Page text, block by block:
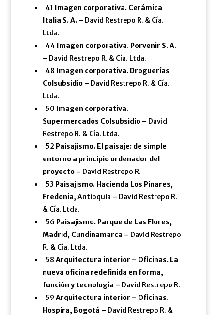
41 Imagen corporativa. Cerámica
Italia S. A.– David Restrepo R. & Cía.
Ltda.
44 Imagen corporativa. Porvenir S. A.
– David Restrepo R. & Cía. Ltda.
48 Imagen corporativa. Droguerías
Colsubsidio– David Restrepo R. & Cía.
Ltda.
50 Imagen corporativa.
Supermercados Colsubsidio– David
Restrepo R. & Cía. Ltda.
52 Paisajismo. El paisaje: de simple
entorno a principio ordenador del
proyecto– David Restrepo R.
53 Paisajismo. Hacienda Los Pinares,
Fredonia, Antioquia – David Restrepo R.
& Cía. Ltda.
56 Paisajismo. Parque de Las Flores,
Madrid, Cundinamarca – David Restrepo
R. & Cía. Ltda.
58 Arquitectura interior – Oficinas. La
nueva oficina redefinida en forma,
función y tecnología – David Restrepo R.
59 Arquitectura interior – Oficinas.
Hospira, Bogotá – David Restrepo R. &